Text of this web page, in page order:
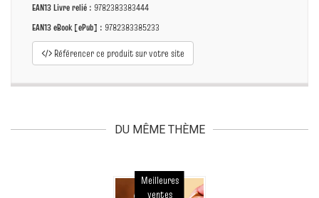
EAN13 Livre relié : 9782383383444
EAN13 eBook [ePub] : 9782383385233
Référencer ce produit sur votre site
DU MÊME THÈME
Meilleures
ventes